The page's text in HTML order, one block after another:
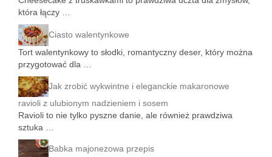
która łączy …
Ciasto walentynkowe
Tort walentynkowy to słodki, romantyczny deser, który można
przygotować dla …
Jak zrobić wykwintne i eleganckie makaronowe
ravioli z ulubionym nadzieniem i sosem
Ravioli to nie tylko pyszne danie, ale również prawdziwa
sztuka …
Babka majonezowa przepis